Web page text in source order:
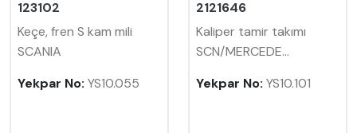
123102
Keçe, fren S kam mili
SCANIA
Yekpar No: YS10.055
2121646
Kaliper tamir takımı
SCN/MERCEDE...
Yekpar No: YS10.101